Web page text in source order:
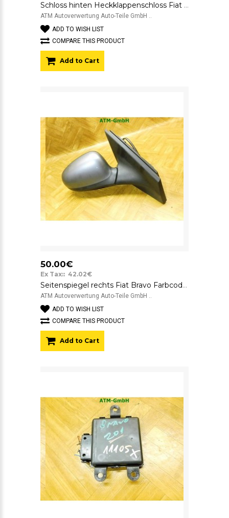
Schloss hinten Heckklappenschloss Fiat Bravo 55701971
ATM Autoverwertung Auto-Teile GmbH ..
ADD TO WISH LIST
COMPARE THIS PRODUCT
Add to Cart
50.00€
Ex Tax:: 42.02€
Seitenspiegel rechts Fiat Bravo Farbcode 617 Grau Silber Grigio Met Metallic
ATM Autoverwertung Auto-Teile GmbH ..
ADD TO WISH LIST
COMPARE THIS PRODUCT
Add to Cart